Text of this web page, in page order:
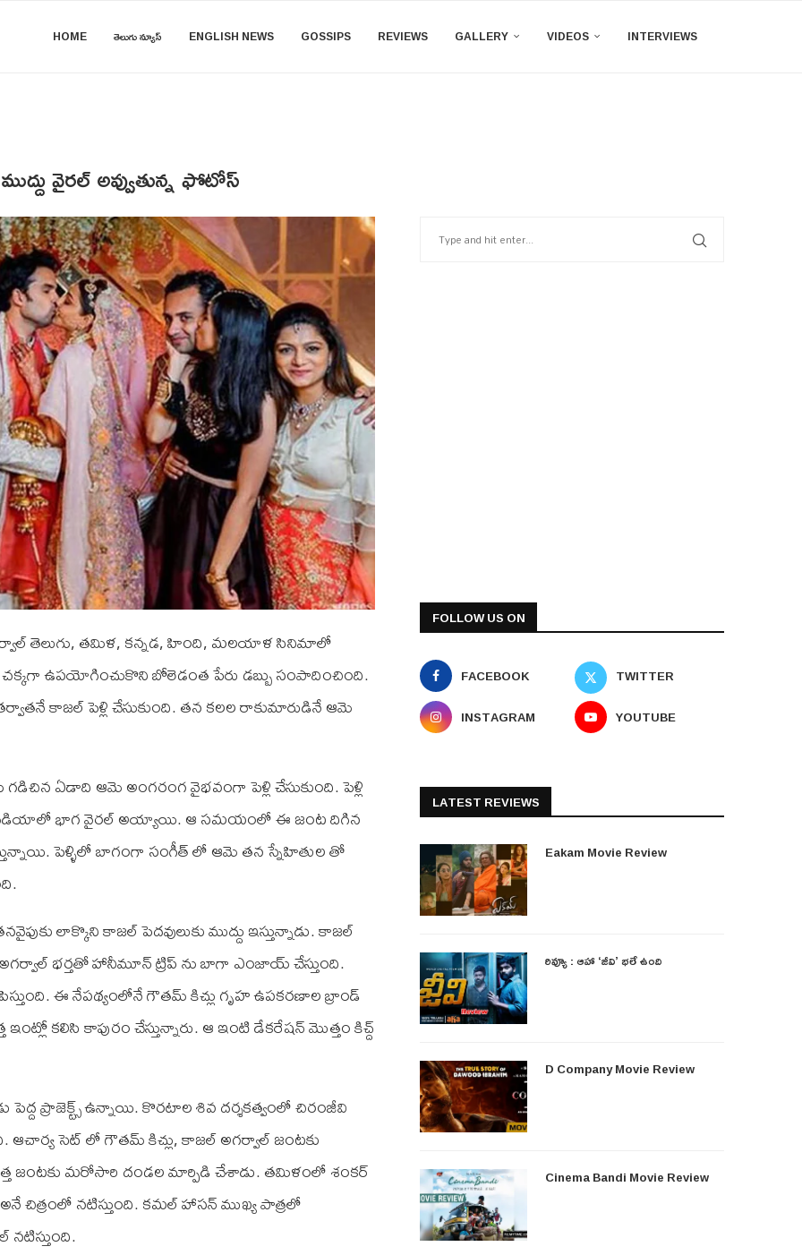
HOME తెలుగు న్యూస్ ENGLISH NEWS GOSSIPS REVIEWS GALLERY VIDEOS INTERVIEWS
వైరల్ అవ్వుతున్న ఫోటోస్
తెలుగు, తమిళ, కన్నడ, హింది, మలయాళ సినిమాలో
ఉపయోగించుకొని బోలెడంత పేరు డబ్బు సంపాదించింది.
కాజల్ పెళ్లి చేసుకుంది. తన కలల రాకుమారుడినే ఆమె
ఏడాది ఆమె అంగరంగ వైభవంగా పెళ్లి చేసుకుంది. పెళ్లి
భాగ వైరల్ అయ్యాయి. ఆ సమయంలో ఈ జంట దిగిన
పెళ్ళిలో బాగంగా సంగీత్ లో ఆమె తన స్నేహితుల తో
లాక్కొని కాజల్ పెదవులుకు ముద్దు ఇస్తున్నాడు. కాజల్
అగర్వాల్ భర్తతో హానీమూన్ ట్రిప్ ను బాగా ఎంజాయ్ చేస్తుంది.
ఈ నేపథ్యంలోనే గౌతమ్ కిచ్లు గృహ ఉపకరణాల బ్రాండ్
కలిసి కాపురం చేస్తున్నారు. ఆ ఇంటి డేకరేషన్ మొత్తం కిచ్ద్
ప్రాజెక్ట్స్ ఉన్నాయి. కొరటాల శివ దర్శకత్వంలో చిరంజీవి
ఆచార్య సెట్ లో గౌతమ్ కిచ్లు, కాజల్ అగర్వాల్ జంటకు
జంటకు మరోసారి దండల మార్పిడి చేశాడు. తమిళంలో శంకర్
చిత్రంలో నటిస్తుంది. కమల్ హాసన్ ముఖ్య పాత్రలో
నటిస్తుంది.
FOLLOW US ON
FACEBOOK
TWITTER
INSTAGRAM
YOUTUBE
LATEST REVIEWS
Eakam Movie Review
రివ్యూ : ఆహా ‘జీవి’ భలే ఉంది
D Company Movie Review
Cinema Bandi Movie Review